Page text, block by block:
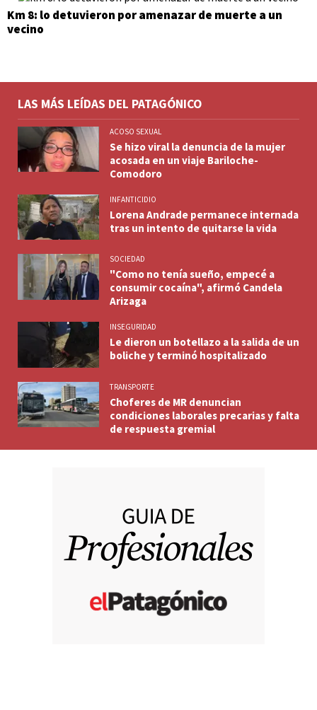
Km 8: lo detuvieron por amenazar de muerte a un
vecino
LAS MÁS LEÍDAS DEL PATAGÓNICO
ACOSO SEXUAL
Se hizo viral la denuncia de la mujer
acosada en un viaje Bariloche-
Comodoro
INFANTICIDIO
Lorena Andrade permanece internada
tras un intento de quitarse la vida
SOCIEDAD
"Como no tenía sueño, empecé a
consumir cocaína", afirmó Candela
Arizaga
INSEGURIDAD
Le dieron un botellazo a la salida de un
boliche y terminó hospitalizado
TRANSPORTE
Choferes de MR denuncian
condiciones laborales precarias y falta
de respuesta gremial